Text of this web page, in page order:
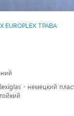
ТРАВА
- немецкий